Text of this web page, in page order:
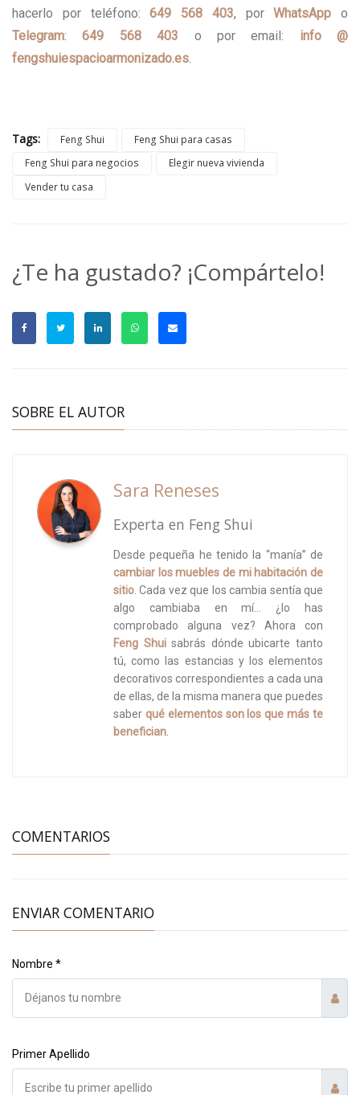
hacerlo por teléfono:649 568 403, porWhatsApp o
Telegram:649 568 403 o por email: info @
fengshuiespacioarmonizado.es
Tags: Feng Shui
Feng Shui para casas
Feng Shui para negocios
Elegir nueva vivienda
Vender tu casa
¿Te ha gustado? ¡Compártelo!
SOBRE EL AUTOR
Sara Reneses
Experta en Feng Shui
Desde pequeña he tenido la “manía” de
cambiar los muebles de mi habitación de
sitio. Cada vez que los cambia sentía que
algo cambiaba en mí... ¿lo has
comprobado alguna vez? Ahora con
Feng Shuisabrás dónde ubicarte tanto
tú, como las estancias y los elementos
decorativos correspondientes a cada una
de ellas, de la misma manera que puedes
saber qué elementos son los que más te
benefician.
COMENTARIOS
ENVIAR COMENTARIO
Nombre *
Primer Apellido